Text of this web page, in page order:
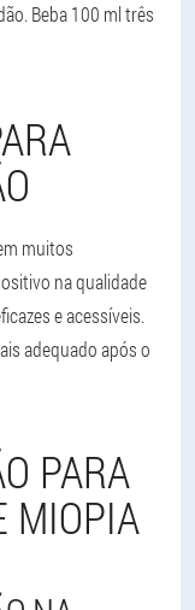
Beba 100 ml três
muitos
na qualidade
e acessíveis.
adequado após o
PARA
MIOPIA